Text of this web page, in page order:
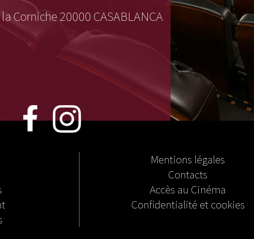
Corniche 20000 CASABLANCA
Mentions légales
Contacts
Accès au Cinéma
Confidentialité et cookies